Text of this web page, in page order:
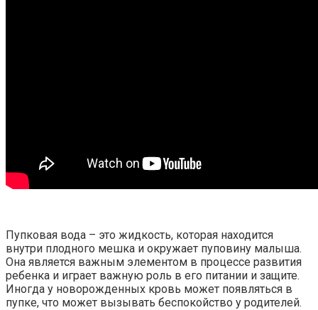
Пупковая вода – это жидкость, которая находится
внутри плодного мешка и окружает пуповину малыша.
Она является важным элементом в процессе развития
ребенка и играет важную роль в его питании и защите.
Иногда у новорожденных кровь может появляться в
пупке, что может вызывать беспокойство у родителей.